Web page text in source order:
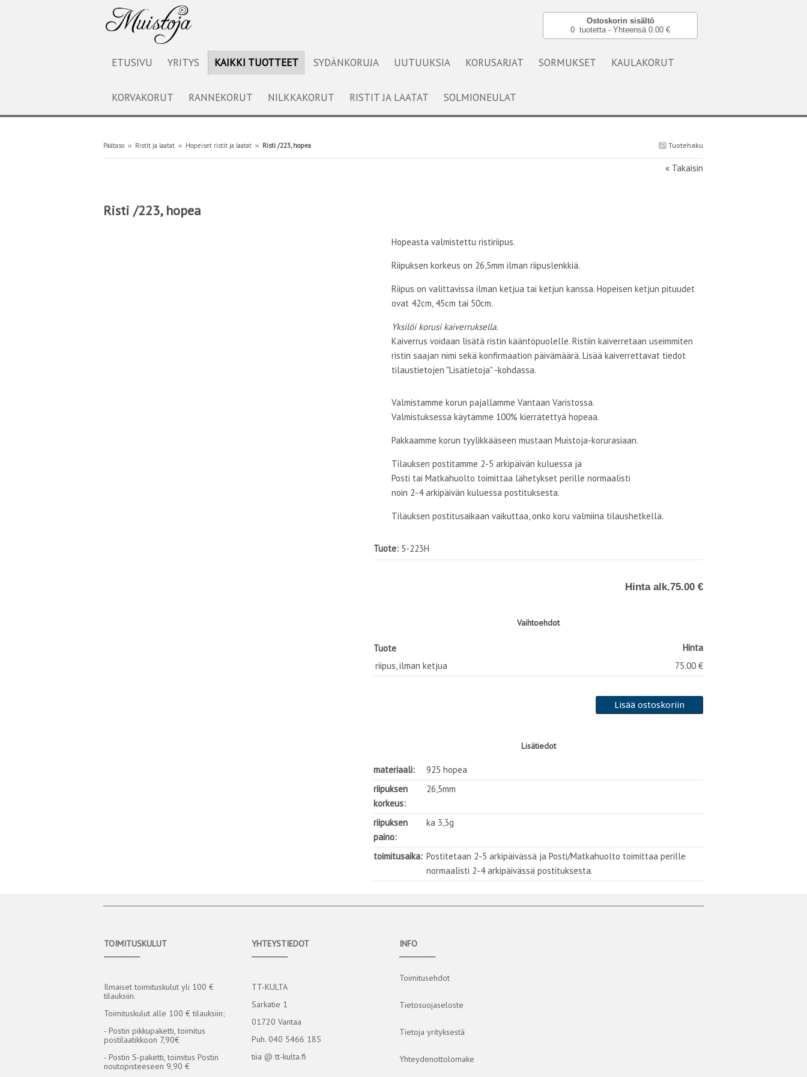
Ostoskorin sisältö
0 tuotetta - Yhteensä 0.00 €
ETUSIVU YRITYS KAIKKI TUOTTEET SYDÄNKORUJA UUTUUKSIA KORUSARJAT SORMUKSET KAULAKORUT
KORVAKORUT RANNEKORUT NILKKAKORUT RISTIT JA LAATAT SOLMIONEULAT
Tuotehaku
Päätaso ›› Ristit ja laatat ›› Hopeiset ristit ja laatat ›› Risti /223, hopea
« Takaisin
Risti /223, hopea
Hopeasta valmistettu ristiriipus.
Riipuksen korkeus on 26,5mm ilman riipuslenkkiä.
Riipus on valittavissa ilman ketjua tai ketjun kanssa. Hopeisen ketjun pituudet
ovat 42cm, 45cm tai 50cm.
Yksilöi korusi kaiverruksella.
Kaiverrus voidaan lisätä ristin kääntöpuolelle. Ristiin kaiverretaan useimmiten
ristin saajan nimi sekä konfirmaation päivämäärä. Lisää kaiverrettavat tiedot
tilaustietojen "Lisätietoja" -kohdassa.
Valmistamme korun pajallamme Vantaan Varistossa.
Valmistuksessa käytämme 100% kierrätettyä hopeaa.
Pakkaamme korun tyylikkääseen mustaan Muistoja-korurasiaan.
Tilauksen postitamme 2-5 arkipäivän kuluessa ja
Posti tai Matkahuolto toimittaa lähetykset perille normaalisti
noin 2-4 arkipäivän kuluessa postituksesta.
Tilauksen postitusaikaan vaikuttaa, onko koru valmiina tilaushetkellä.
Tuote: 5-223H
Hinta alk.75.00 €
Vaihtoehdot
Tuote
Hinta
riipus, ilman ketjua
75.00 €
Lisätiedot
materiaali:
925 hopea
riipuksen
korkeus:
26,5mm
riipuksen
paino:
ka 3,3g
toimitusaika: Postitetaan 2-5 arkipäivässä ja Posti/Matkahuolto toimittaa perille
normaalisti 2-4 arkipäivässä postituksesta.
TOIMITUSKULUT
Ilmaiset toimituskulut yli 100 €
tilauksiin.
Toimituskulut alle 100 € tilauksiin;
- Postin pikkupaketti, toimitus
postilaatikkoon 7,90€
- Postin S-paketti, toimitus Postin
noutopisteeseen 9,90 €
YHTEYSTIEDOT
TT-KULTA
Sarkatie 1
01720 Vantaa
Puh. 040 5466 185
tiia @ tt-kulta.fi
INFO
Toimitusehdot
Tietosuojaseloste
Tietoja yrityksestä
Yhteydenottolomake